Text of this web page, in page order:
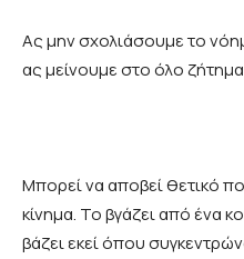
Ας μην σχολιάσουμε το
ας μείνουμε στο όλο
Μπορεί να αποβεί θετικό
κίνημα. Το βγάζει από ένα
βάζει εκεί όπου